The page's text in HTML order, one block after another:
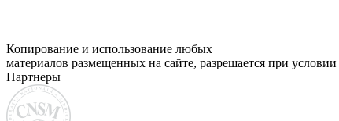
Копирование и использование любых
материалов размещенных на сайте, разрешается при
Партнеры